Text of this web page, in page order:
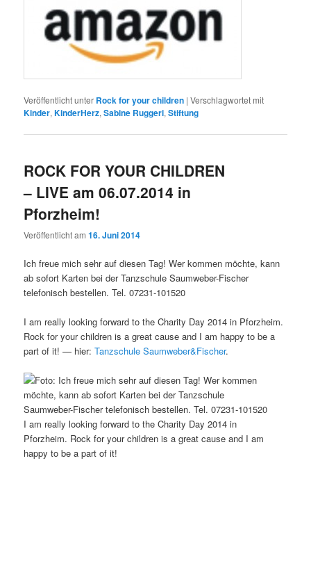
Veröffentlicht unter Rock for your children |Verschlagwortet mit
Kinder,KinderHerz,Sabine Ruggeri,Stiftung
ROCK FOR YOUR CHILDREN
– LIVE am 06.07.2014 in
Pforzheim!
Veröffentlicht am16. Juni 2014
Ich freue mich sehr auf diesen Tag! Wer kommen möchte, kann
ab sofort Karten bei der Tanzschule Saumweber-Fischer
telefonisch bestellen. Tel. 07231-101520
I am really looking forward to the Charity Day 2014 in Pforzheim.
Rock for your children is a great cause and I am happy to be a
part of it! — hier:Tanzschule Saumweber&Fischer.